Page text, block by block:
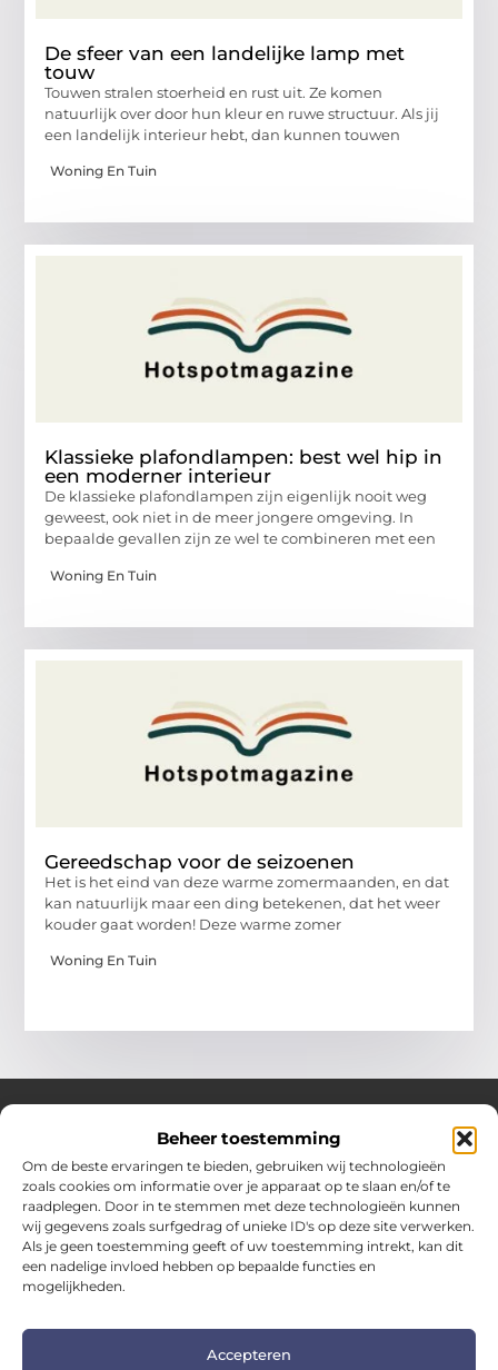
Beheer toestemming
Om de beste ervaringen te bieden, gebruiken wij technologieën
zoals cookies om informatie over je apparaat op te slaan en/of te
raadplegen. Door in te stemmen met deze technologieën kunnen
wij gegevens zoals surfgedrag of unieke ID's op deze site verwerken.
Als je geen toestemming geeft of uw toestemming intrekt, kan dit
een nadelige invloed hebben op bepaalde functies en
mogelijkheden.
Accepteren
De sfeer van een landelijke lamp met
touw
Touwen stralen stoerheid en rust uit. Ze komen
natuurlijk over door hun kleur en ruwe structuur. Als jij
een landelijk interieur hebt, dan kunnen touwen
Woning En Tuin
Klassieke plafondlampen: best wel hip in
een moderner interieur
De klassieke plafondlampen zijn eigenlijk nooit weg
geweest, ook niet in de meer jongere omgeving. In
bepaalde gevallen zijn ze wel te combineren met een
Woning En Tuin
Gereedschap voor de seizoenen
Het is het eind van deze warme zomermaanden, en dat
kan natuurlijk maar een ding betekenen, dat het weer
kouder gaat worden! Deze warme zomer
Woning En Tuin
Over Hotspotmagazine
Jouw bron voor inspiratie en handige tips voor het
dagelijks leven.
Verken een uitgebreide selectie blogs en artikelen
boordevol praktische adviezen en verrassende inzichten
om het beste uit elke dag te halen.